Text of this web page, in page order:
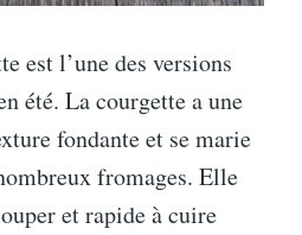
est l’une des versions
été. La courgette a une
fondante et se marie
fromages. Elle
et rapide à cuire